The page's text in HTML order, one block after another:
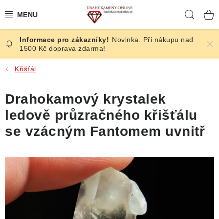
na
ČESKÉ KAMENY
ŠPERKY
KAMENY ZE SVĚTA
BROUŠENÉ
ÚČINKY
KRYSTALY
Novinka. Při nákupu nad
1500 Kč doprava zdarma!
Křišťál
Drahokamový krystalek
ledově průzračného křišťálu
se vzácným Fantomem uvnitř